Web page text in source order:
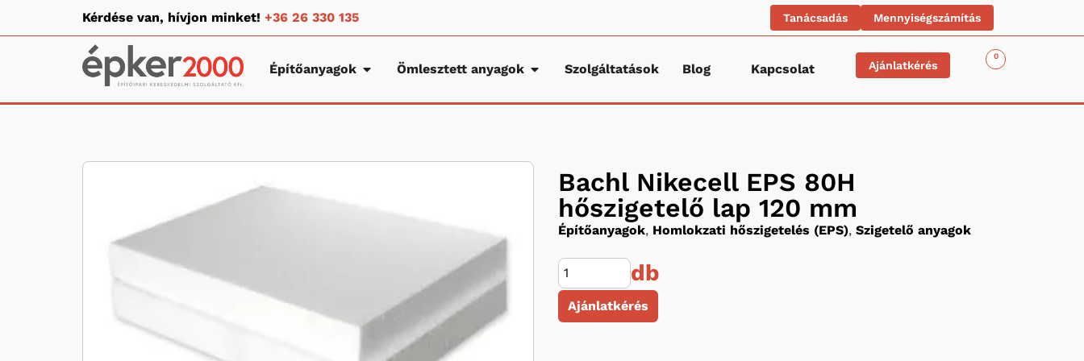
Kérdése van, hívjon minket! +36 26 330 135 Tanácsadás Mennyiségszámítás
Építőanyagok Ömlesztett anyagok Szolgáltatások Blog Kapcsolat Ajánlatkérés
0
Bachl Nikecell EPS 80H
hőszigetelő lap 120 mm
Építőanyagok, Homlokzati hőszigetelés (EPS), Szigetelő anyagok
db
Ajánlatkérés